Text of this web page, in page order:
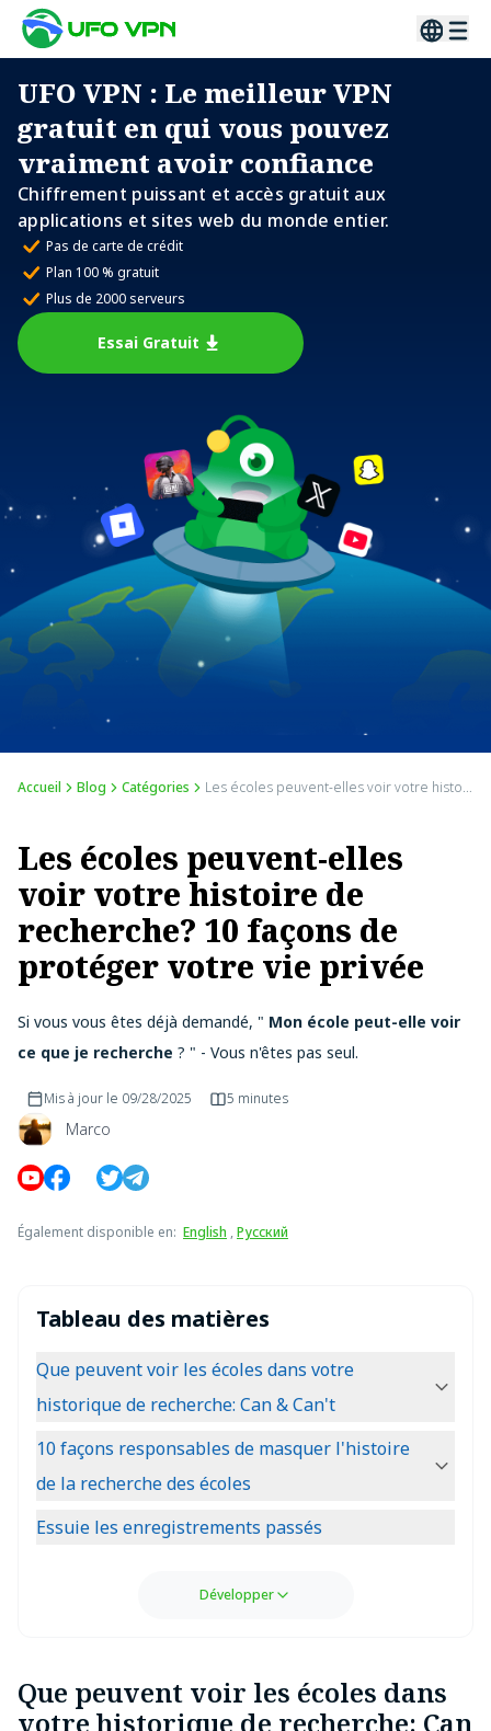
UFO VPN : Le meilleur VPN
gratuit en qui vous pouvez
vraiment avoir confiance
Chiffrement puissant et accès gratuit aux
applications et sites web du monde entier.
Pas de carte de crédit
Plan 100 % gratuit
Plus de 2000 serveurs
Essai Gratuit
Accueil Blog Catégories Les écoles peuvent-elles voir votre histoire de recherche? 10 façons de protéger votre vie privée
Les écoles peuvent-elles
voir votre histoire de
recherche? 10 façons de
protéger votre vie privée
Si vous vous êtes déjà demandé, " Mon école peut-elle voir
ce que je recherche ? " - Vous n'êtes pas seul.
Marco
Mis à jour le 09/28/2025 5 minutes
Également disponible en: English ,Русский
Tableau des matières
Que peuvent voir les écoles dans votre
historique de recherche: Can & Can't
10 façons responsables de masquer l'histoire
de la recherche des écoles
Essuie les enregistrements passés
Développer
Que peuvent voir les écoles dans
votre historique de recherche: Can